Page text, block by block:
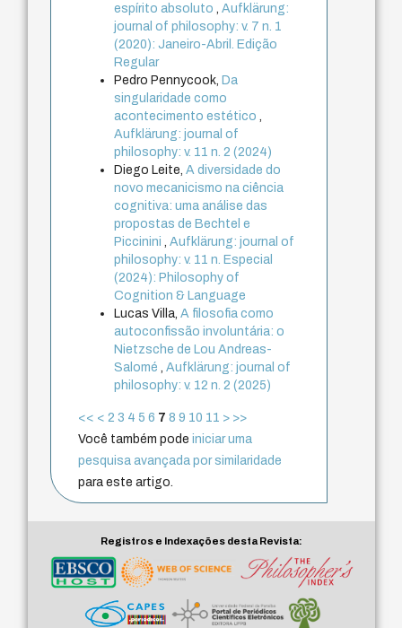
espírito absoluto
,Aufklärung:
journal of philosophy: v. 7 n. 1
(2020): Janeiro-Abril. Edição
Regular
Pedro Pennycook, Da
singularidade como
acontecimento estético
Aufklärung: journal of
philosophy: v. 11 n. 2 (2024)
Diego Leite,A diversidade do
novo mecanicismo na ciência
cognitiva: uma análise das
propostas de Bechtel e
Piccinini
,Aufklärung: journal of
philosophy: v. 11 n. Especial
(2024): Philosophy of
Cognition & Language
Lucas Villa,A filosofia como
autoconfissão involuntária: o
Nietzsche de Lou Andreas-
Salomé
,Aufklärung: journal of
philosophy: v. 12 n. 2 (2025)
<< < 2 3 4 5 6 7 8 9 10 11 > >>
Você também podeiniciar uma
pesquisa avançada por similaridade
para este artigo.
Registros e Indexações desta Revista: